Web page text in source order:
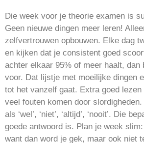
Die week voor je theorie examen is
Geen nieuwe dingen meer leren!
zelfvertrouwen opbouwen. Elke dag
en kijken dat je consistent goed
achter elkaar 95% of meer haalt, dan
voor. Dat lijstje met moeilijke dingen
tot het vanzelf gaat. Extra goed
veel fouten komen door
als ‘wel’, ‘niet’, ‘altijd’, ‘nooit’. Die
goede antwoord is. Plan je week
want dan word je gek, maar ook niet